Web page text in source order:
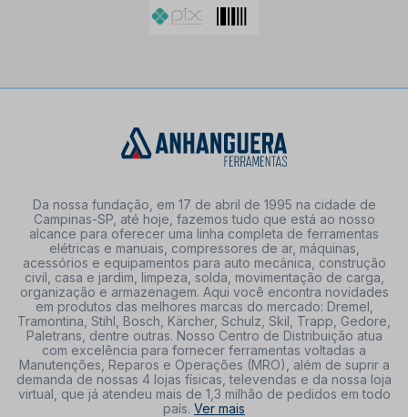
Da nossa fundação, em 17 de abril de 1995 na cidade de
Campinas-SP, até hoje, fazemos tudo que está ao nosso
alcance para oferecer uma linha completa de ferramentas
elétricas e manuais, compressores de ar, máquinas,
acessórios e equipamentos para auto mecânica, construção
civil, casa e jardim, limpeza, solda, movimentação de carga,
organização e armazenagem. Aqui você encontra novidades
em produtos das melhores marcas do mercado: Dremel,
Tramontina, Stihl, Bosch, Kärcher, Schulz, Skil, Trapp, Gedore,
Paletrans, dentre outras. Nosso Centro de Distribuição atua
com excelência para fornecer ferramentas voltadas a
Manutenções, Reparos e Operações (MRO), além de suprir a
demanda de nossas 4 lojas físicas, televendas e da nossa loja
virtual, que já atendeu mais de 1,3 milhão de pedidos em todo
país. Ver mais